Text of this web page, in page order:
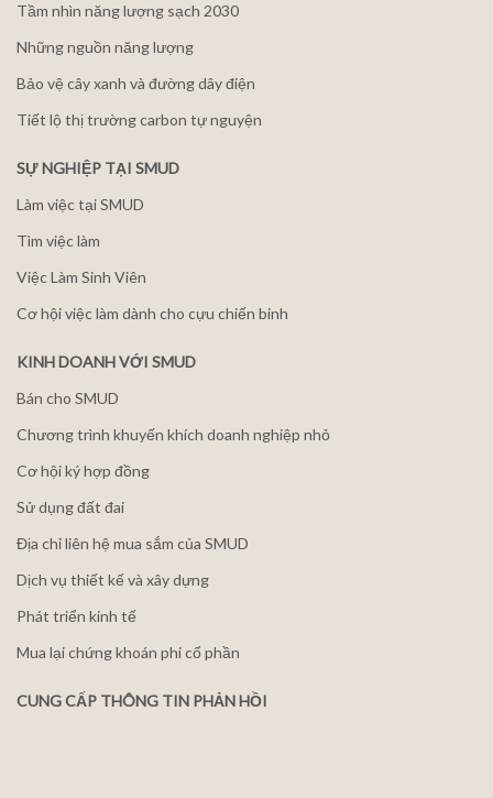
Tầm nhìn năng lượng sạch 2030
Những nguồn năng lượng
Bảo vệ cây xanh và đường dây điện
Tiết lộ thị trường carbon tự nguyện
SỰ NGHIỆP TẠI SMUD
Làm việc tại SMUD
Tìm việc làm
Việc Làm Sinh Viên
Cơ hội việc làm dành cho cựu chiến binh
KINH DOANH VỚI SMUD
Bán cho SMUD
Chương trình khuyến khích doanh nghiệp nhỏ
Cơ hội ký hợp đồng
Sử dụng đất đai
Địa chỉ liên hệ mua sắm của SMUD
Dịch vụ thiết kế và xây dựng
Phát triển kinh tế
Mua lại chứng khoán phi cổ phần
CUNG CẤP THÔNG TIN PHẢN HỒI